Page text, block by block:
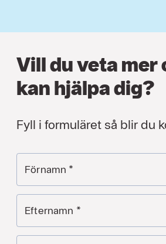
Vill du veta mer
kan hjälpa dig?
Fyll i formuläret så blir du
Förnamn *
Efternamn *